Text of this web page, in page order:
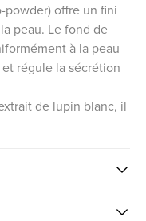
powder) offre un fini
peau. Le fond de
à la peau
régule la sécrétion
de lupin blanc, il